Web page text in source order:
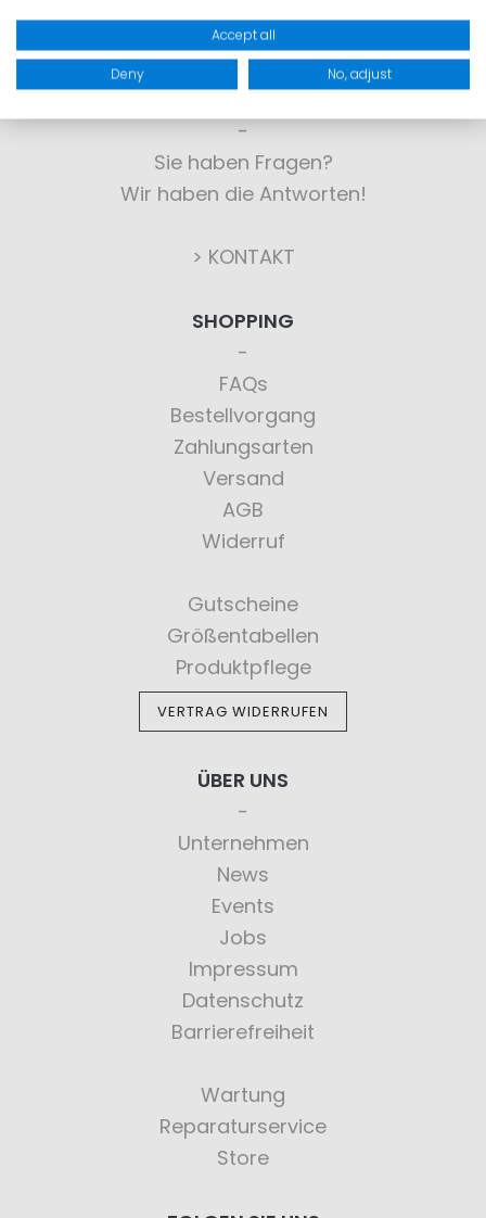
KONTAKT
Sie haben Fragen?
Wir haben die Antworten!
> KONTAKT
SHOPPING
FAQs
Bestellvorgang
Zahlungsarten
Versand
AGB
Widerruf
Gutscheine
Größentabellen
Produktpflege
VERTRAG WIDERRUFEN
ÜBER UNS
Unternehmen
News
Events
Jobs
Impressum
Datenschutz
Barrierefreiheit
Wartung
Reparaturservice
Store
Accept all
Deny No, adjust